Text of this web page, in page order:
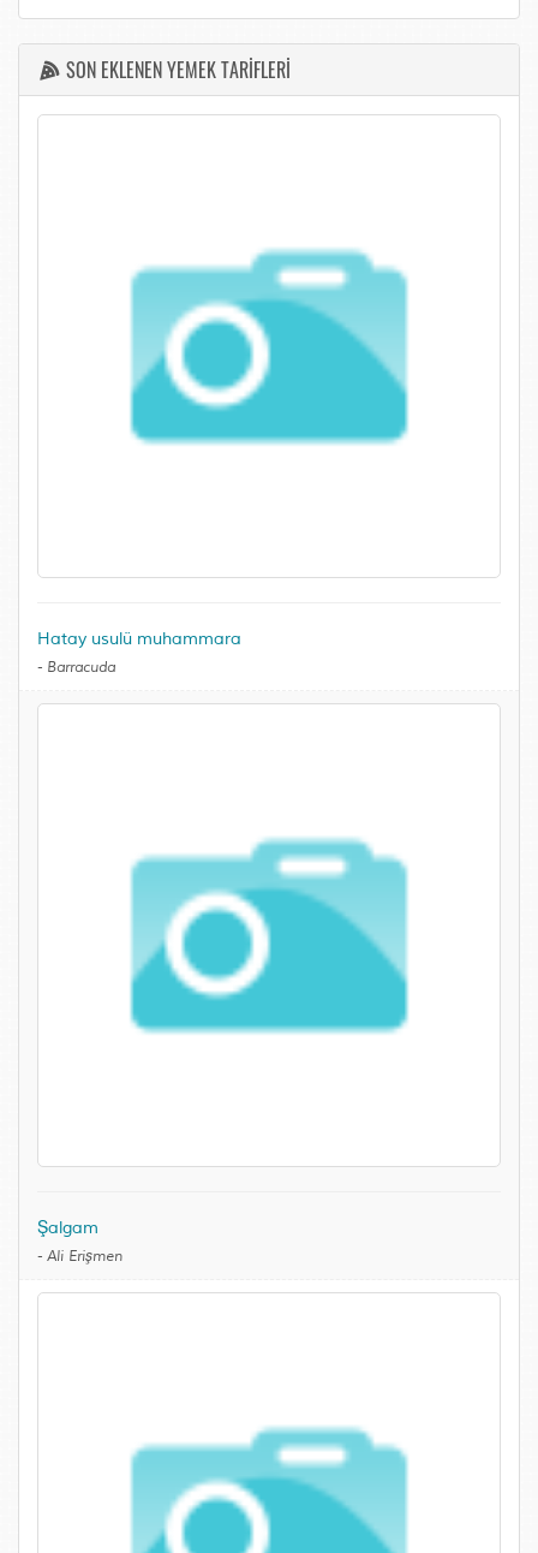
SON EKLENEN YEMEK TARİFLERİ
Hatay usulü muhammara
- Barracuda
Şalgam
- Ali Erişmen